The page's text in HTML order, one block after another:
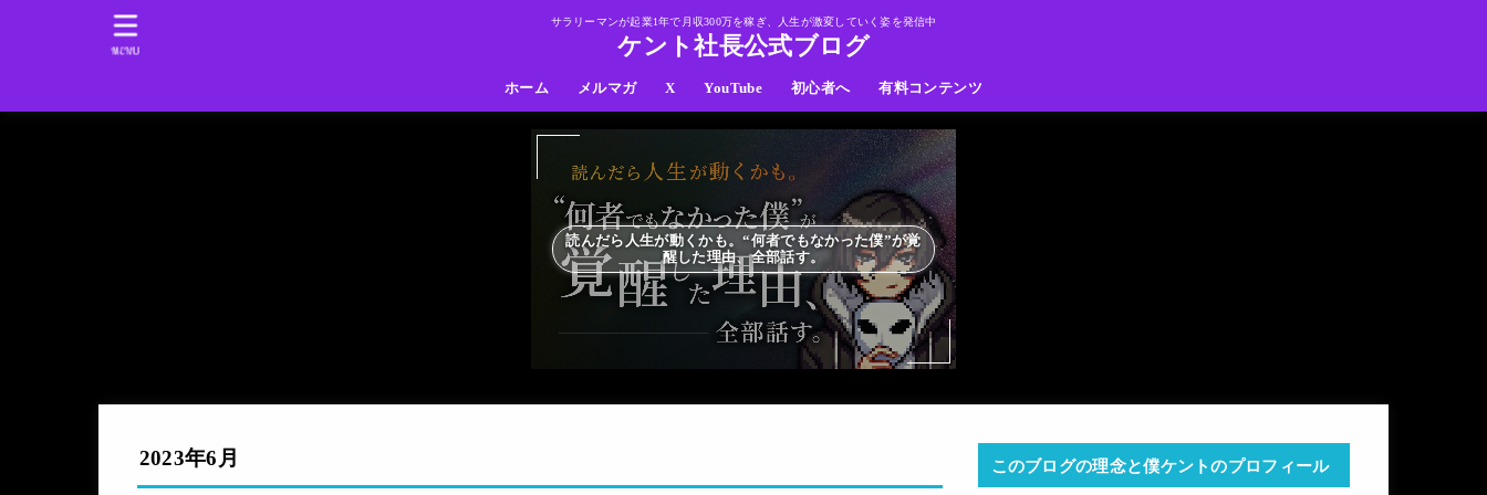
サラリーマンが起業1年で月収300万を稼ぎ、人生が激変していく姿を発信中
ケント社長公式ブログ
ホーム メルマガ X YouTube 初心者へ 有料コンテンツ
MENU
読んだら人生が動くかも。“何者でもなかった僕”が覚
醒した理由、全部話す。
2023年6月 このブログの理念と僕ケントのプロフィール